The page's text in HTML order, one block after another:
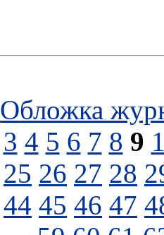
Обложка
3 4 5 6 7 8 9
25 26 27 28
44 45 46 47